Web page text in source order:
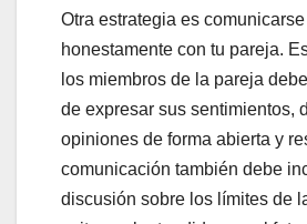
Otra estrategia es
honestamente con tu pareja.
los miembros de la pareja
de expresar sus sentimientos,
opiniones de forma abierta y
comunicación también debe
discusión sobre los límites de